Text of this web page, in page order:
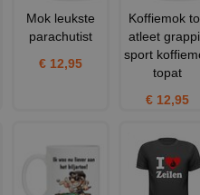
Mok leukste
parachutist
€ 12,95
Koffiemok
atleet
sport
topat
€ 12,95